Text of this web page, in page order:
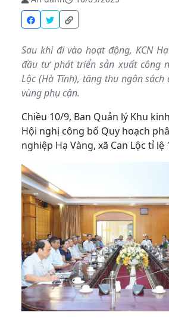
Sau khi đi vào hoạt động, KCN
đầu tư phát triển sản xuất công
Lộc (Hà Tĩnh), tăng thu ngân
vùng phụ cận.
Chiều 10/9, Ban Quản lý Khu
Hội nghị công bố Quy hoạch
nghiệp Hạ Vàng, xã Can Lộc tỉ lệ